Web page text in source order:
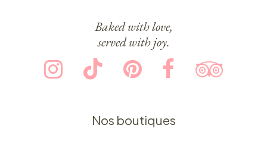
Baked with love,
served with joy.
Nos boutiques